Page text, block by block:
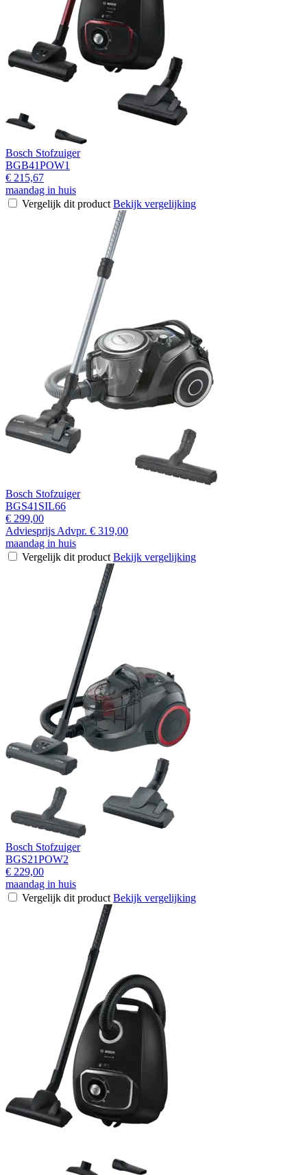
Bosch Stofzuiger
BGB41POW1
€ 215,67
maandag in huis
Vergelijk dit product Bekijk vergelijking
Bosch Stofzuiger
BGS41SIL66
€ 299,00
Adviesprijs Advpr. € 319,00
maandag in huis
Vergelijk dit product Bekijk vergelijking
Bosch Stofzuiger
BGS21POW2
€ 229,00
maandag in huis
Vergelijk dit product Bekijk vergelijking